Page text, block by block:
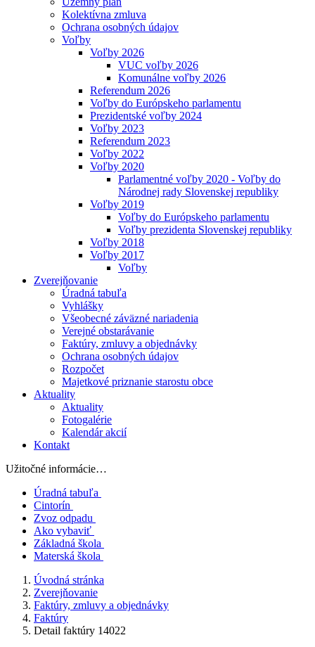
Kolektívna zmluva
Ochrana osobných údajov
Voľby
Voľby 2026
VUC voľby 2026
Komunálne voľby 2026
Referendum 2026
Voľby do Európskeho parlamentu
Prezidentské voľby 2024
Voľby 2023
Referendum 2023
Voľby 2022
Voľby 2020
Parlamentné voľby 2020 - Voľby do
Národnej rady Slovenskej republiky
Voľby 2019
Voľby do Európskeho parlamentu
Voľby prezidenta Slovenskej republiky
Voľby 2018
Voľby 2017
Voľby
Zverejňovanie
Úradná tabuľa
Vyhlášky
Všeobecné záväzné nariadenia
Verejné obstarávanie
Faktúry, zmluvy a objednávky
Ochrana osobných údajov
Rozpočet
Majetkové priznanie starostu obce
Aktuality
Aktuality
Fotogalérie
Kalendár akcií
Kontakt
Užitočné informácie…
Úradná tabuľa
Cintorín
Zvoz odpadu
Ako vybaviť
Základná škola
Materská škola
Úvodná stránka
Zverejňovanie
Faktúry, zmluvy a objednávky
Faktúry
Detail faktúry 14022